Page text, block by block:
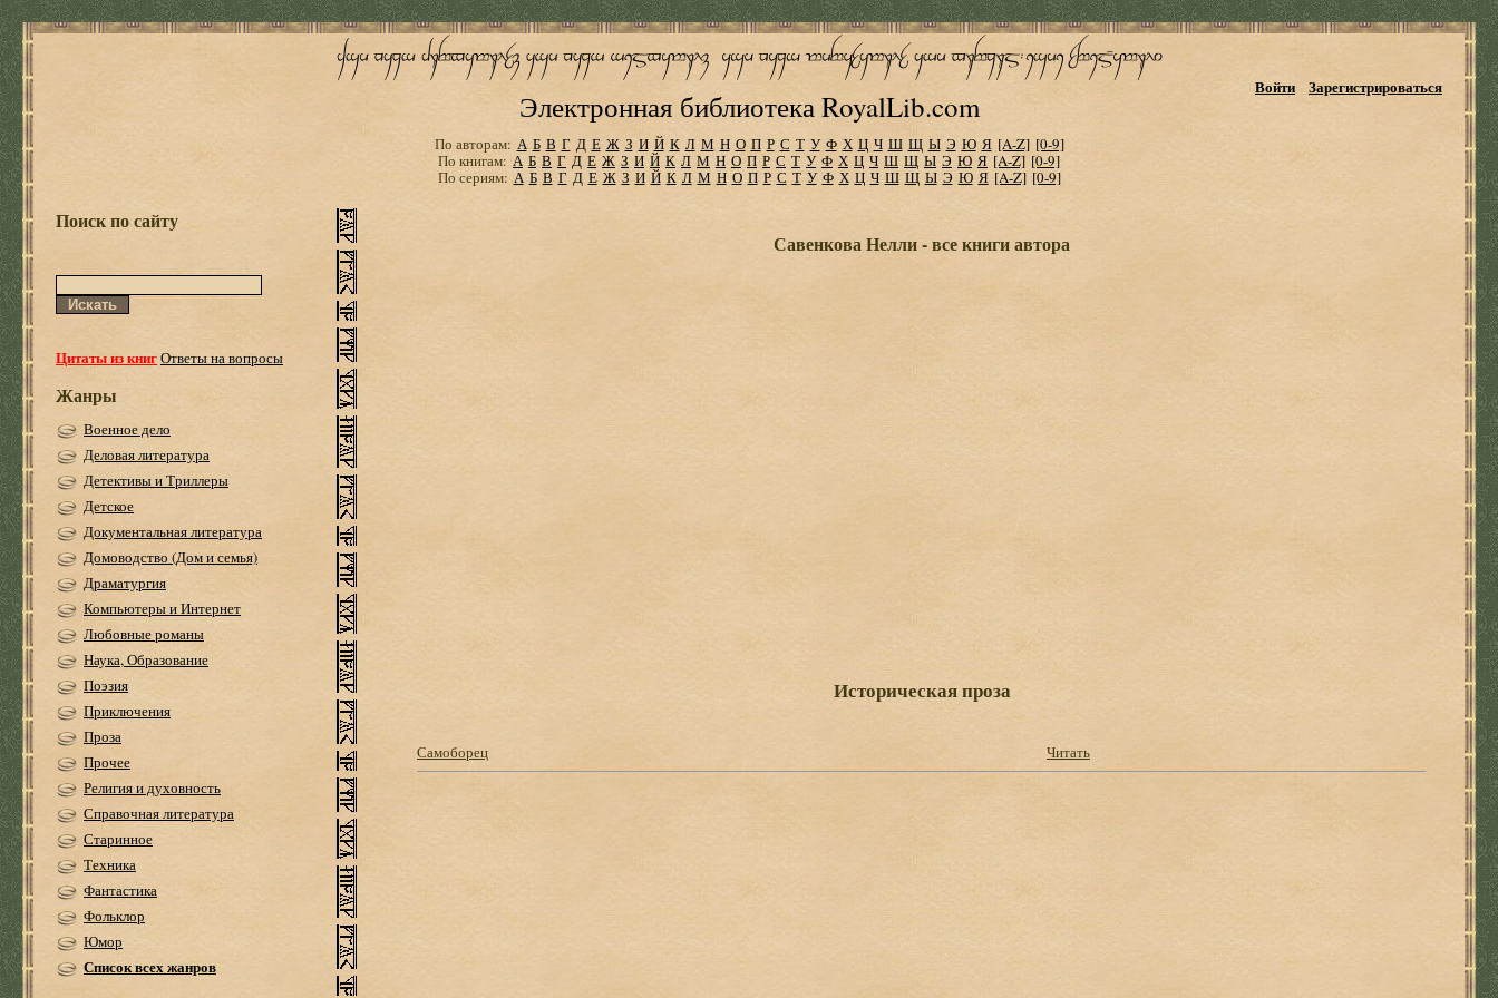
Электронная библиотека RoyalLib.com
Войти Зарегистрироваться
По авторам: А Б В Г Д Е Ж З И Й К Л М Н О П Р С Т У Ф Х Ц Ч Ш Щ Ы Э Ю Я [A-Z] [0-9]
По книгам: А Б В Г Д Е Ж З И Й К Л М Н О П Р С Т У Ф Х Ц Ч Ш Щ Ы Э Ю Я [A-Z] [0-9]
По сериям: А Б В Г Д Е Ж З И Й К Л М Н О П Р С Т У Ф Х Ц Ч Ш Щ Ы Э Ю Я [A-Z] [0-9]
Поиск по сайту
Цитаты из книгОтветы на вопросы
Жанры
Военное дело
Деловая литература
Детективы и Триллеры
Детское
Документальная литература
Домоводство (Дом и семья)
Драматургия
Компьютеры и Интернет
Любовные романы
Наука, Образование
Поэзия
Приключения
Проза
Прочее
Религия и духовность
Справочная литература
Старинное
Техника
Фантастика
Фольклор
Юмор
Список всех жанров
Савенкова Нелли - все книги автора
Историческая проза
Самоборец Читать